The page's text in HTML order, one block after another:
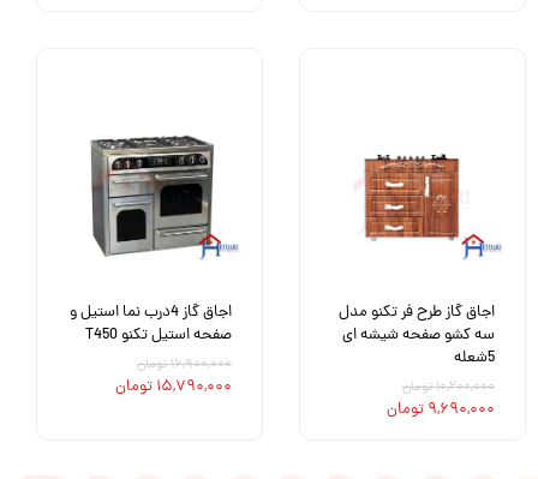
اجاق گاز طرح فر تکنو مدل
سه کشو صفحه شیشه ای
5شعله
۱۰,۲۰۰,۰۰۰ تومان
۹,۶۹۰,۰۰۰ تومان
اجاق گاز 4درب نما استیل و
صفحه استیل تکنو T450
۱۶,۹۰۰,۰۰۰ تومان
۱۵,۷۹۰,۰۰۰ تومان